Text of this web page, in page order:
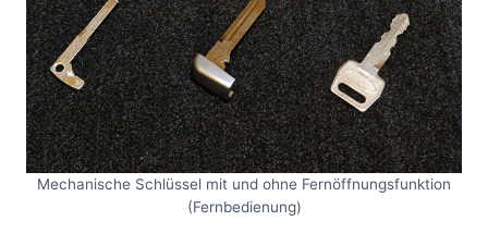
Mechanische Schlüssel mit und ohne Fernöffnungsfunktion
(Fernbedienung)